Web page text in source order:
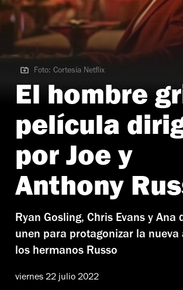
Foto: Cortesía Netflix
Foto: Cortesía Netflix
El hombre
película
por Joe y
Anthony
Ryan Gosling, Chris Evans y Ana
unen para protagonizar la nueva
los hermanos Russo
viernes 22 julio 2022